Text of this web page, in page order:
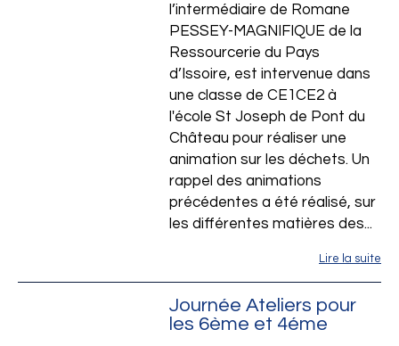
l’intermédiaire de Romane
PESSEY-MAGNIFIQUE de la
Ressourcerie du Pays
d’Issoire, est intervenue dans
une classe de CE1CE2 à
l'école St Joseph de Pont du
Château pour réaliser une
animation sur les déchets. Un
rappel des animations
précédentes a été réalisé, sur
les différentes matières des...
Lire la suite
Journée Ateliers pour
les 6ème et 4éme